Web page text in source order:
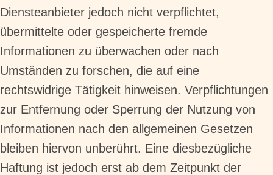
Diensteanbieter jedoch nicht verpflichtet,
übermittelte oder gespeicherte fremde
Informationen zu überwachen oder nach
Umständen zu forschen, die auf eine
rechtswidrige Tätigkeit hinweisen. Verpflichtungen
zur Entfernung oder Sperrung der Nutzung von
Informationen nach den allgemeinen Gesetzen
bleiben hiervon unberührt. Eine diesbezügliche
Haftung ist jedoch erst ab dem Zeitpunkt der